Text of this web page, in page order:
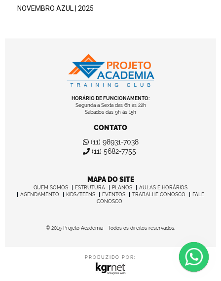
NOVEMBRO AZUL | 2025
HORÁRIO DE FUNCIONAMENTO:
Segunda a Sexta das 6h às 22h
Sábados das 9h às 15h
CONTATO
(11) 98931-7038
(11) 5682-7755
MAPA DO SITE
QUEM SOMOS ESTRUTURA PLANOS
AULAS E HORÁRIOS
AGENDAMENTO
KIDS/TEENS EVENTOS TRABALHE CONOSCO
FALE
CONOSCO
© 2019 Projeto Academia - Todos os direitos reservados.
PRODUZIDO POR: